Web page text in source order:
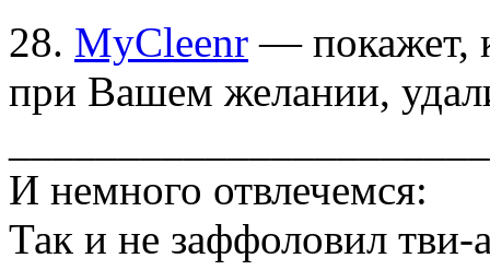
28. MyCleenr — покажет,
при Вашем желании,
И немного отвлечемся:
Так и не заффоловил